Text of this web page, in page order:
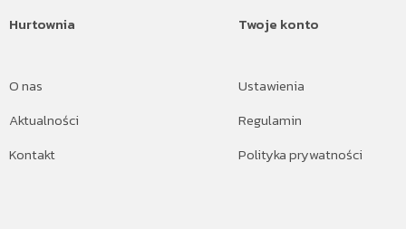
Hurtownia
O nas
Aktualności
Kontakt
Twoje konto
Ustawienia
Regulamin
Polityka prywatności